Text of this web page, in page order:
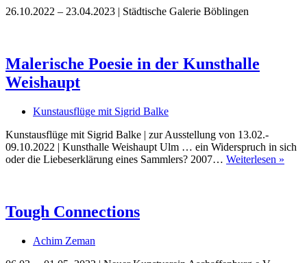
26.10.2022 – 23.04.2023 | Städtische Galerie Böblingen
Malerische Poesie in der Kunsthalle
Weishaupt
Kunstausflüge mit Sigrid Balke
Kunstausflüge mit Sigrid Balke | zur Ausstellung von 13.02.-
09.10.2022 | Kunsthalle Weishaupt Ulm … ein Widerspruch in sich
oder die Liebeserklärung eines Sammlers? 2007… Weiterlesen »
Tough Connections
Achim Zeman